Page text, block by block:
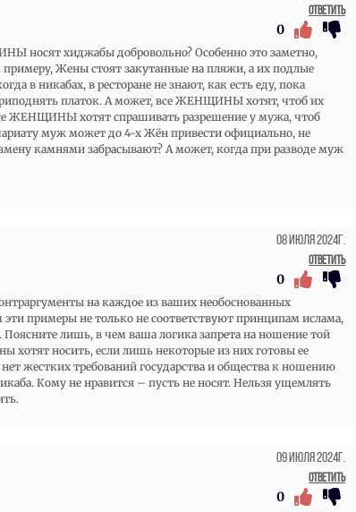
Ответить
0
носят хиджабы добровольно? Особенно это заметно,
примеру, Жены стоят закутанные на пляжи, а их подлые
в никабах, в ресторане не знают, как есть еду, пока
платок. А может, все ЖЕНЩИНЫ хотят, чтоб их
ЖЕНЩИНЫ хотят спрашивать разрешение у мужа, чтоб
муж может до 4-х Жён привести официально, не
камнями забрасывают? А может, когда при разводе муж
08 Июля 2024г.
Ответить
0
на каждое из ваших необоснованных
примеры не только не соответствуют принципам ислама,
лишь, в чем ваша логика запрета на ношение той
носить, если лишь некоторые из них готовы ее
жестких требований государства и общества к ношению
Кому не нравится – пусть не носят. Нельзя ущемлять
09 Июля 2024г.
Ответить
0